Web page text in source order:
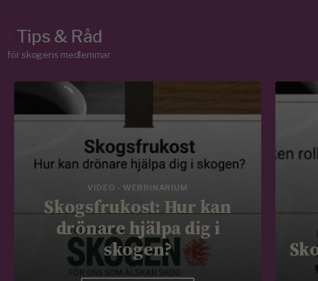
/Tips & Råd
för skogens medlemmar
VIDEO - WEBBINARIUM
Skogsfrukost: Hur kan
drönare hjälpa dig i
skogen?